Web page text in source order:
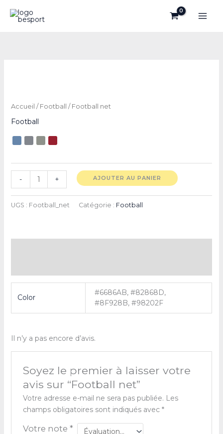
Accueil / Football / Football net
Football
-
net
+ AJOUTER AU PANIER
UGS : Football_net Catégorie : Football
Color
#6686AB, #82868D,
#8F928B, #98202F
Il n’y a pas encore d’avis.
Soyez le premier à laisser votre
avis sur “Football net”
Votre adresse e-mail ne sera pas publiée. Les
champs obligatoires sont indiqués avec *
Votre note *